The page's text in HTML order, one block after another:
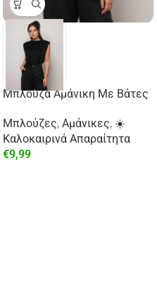
Μπλούζα Αμάνικη Με Βάτες
Μπλούζες, Αμάνικες, ☀️
Καλοκαιρινά Απαραίτητα
€9,99